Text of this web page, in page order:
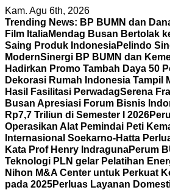
Skip
to
content
Kam. Agu 6th, 2026
Trending News: BP BUMN dan
Film ItaliaMendag Busan Bertolak
Saing Produk IndonesiaPelindo
ModernSinergi BP BUMN dan
Hadirkan Promo Tambah Daya 50
Dekorasi Rumah Indonesia Tampil
Hasil Fasilitasi PerwadagSerena
Busan Apresiasi Forum Bisnis
Rp7,7 Triliun di Semester I 2026
Operasikan Alat Pemindai Peti
Internasional Soekarno-Hatta
Kata Prof Henry IndragunaPerum
Teknologi PLN gelar Pelatihan
Nihon M&A Center untuk Perkuat
pada 2025Perluas Layanan